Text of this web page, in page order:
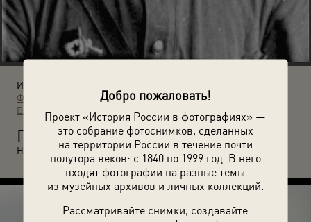
Добро пожаловать!
Проект «История России в фотографиях» —
это собрание фотоснимков, сделанных
на территории России в течение почти
полутора веков: с 1840 по 1999 год. В него
входят фотографии на разные темы
из музейных архивов и личных коллекций.
Рассматривайте снимки, создавайте
Источники:
Фотографии пользователей russiainphoto.ru
Владимира Александровича Карлова
П
олитработник Александр Сергеевич Фараджев. 1943 год.
Неизвестный автор.